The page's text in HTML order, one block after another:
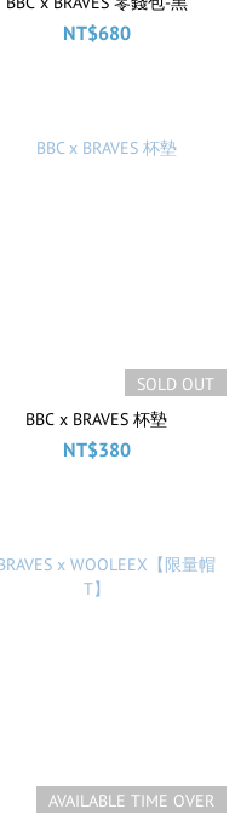
NT$680
SOLD OUT
BBC x BRAVES 杯墊
NT$380
AVAILABLE TIME OVER